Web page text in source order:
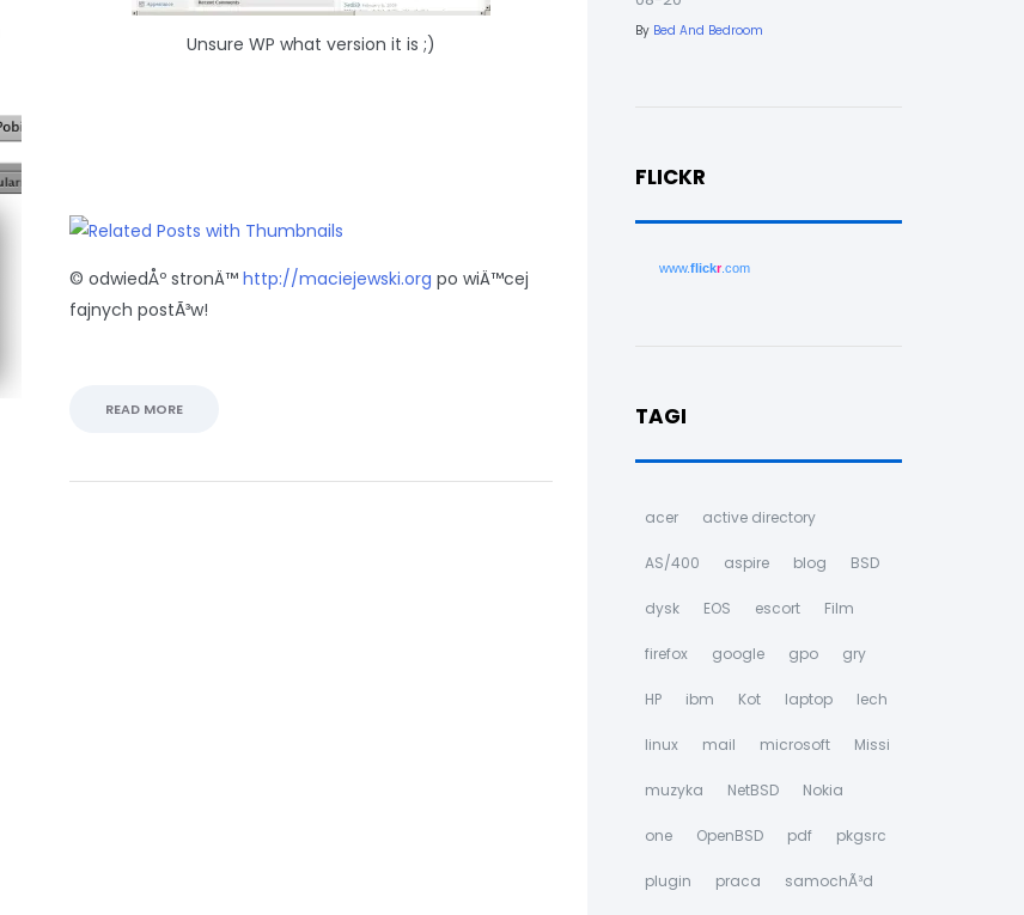
Unsure WP what version it is ;)
© odwiedÅº stronÄ™ http://maciejewski.org po wiÄ™cej
fajnych postÃ³w!
READ MORE
By Bed And Bedroom
FLICKR
www.flickr .com
TAGI
acer active directory
AS/400 aspire blog BSD
dysk EOS escort Film
firefox google gpo gry
HP ibm Kot laptop lech
linux mail microsoft Missi
muzyka NetBSD Nokia
one OpenBSD pdf pkgsrc
plugin praca samochÃ³d